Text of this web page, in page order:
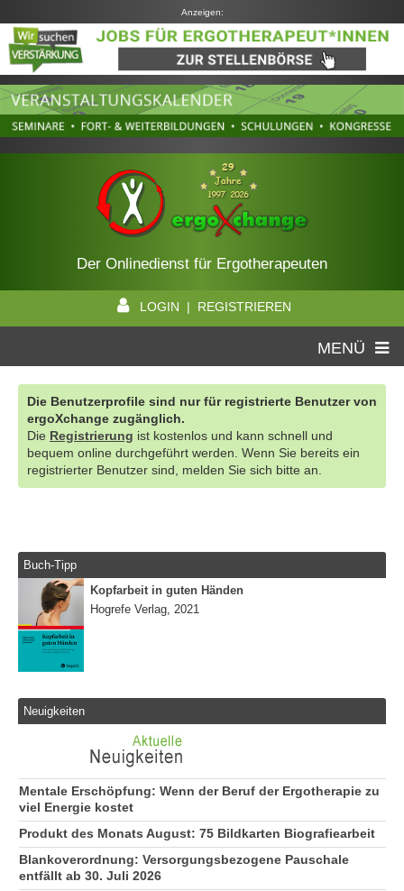
Anzeigen:
Der Onlinedienst für Ergotherapeuten
LOGIN | REGISTRIEREN
MENÜ
Die Benutzerprofile sind nur für registrierte Benutzer von
ergoXchange zugänglich.
Die Registrierung ist kostenlos und kann schnell und
bequem online durchgeführt werden. Wenn Sie bereits ein
registrierter Benutzer sind, melden Sie sich bitte an.
Buch-Tipp
Kopfarbeit in guten Händen
Hogrefe Verlag, 2021
Neuigkeiten
Mentale Erschöpfung: Wenn der Beruf der Ergotherapie zu
viel Energie kostet
Produkt des Monats August: 75 Bildkarten Biografiearbeit
Blankoverordnung: Versorgungsbezogene Pauschale
entfällt ab 30. Juli 2026